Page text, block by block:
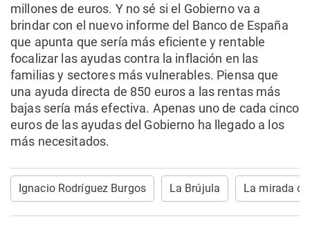
millones de euros. Y no sé si el Gobierno va a
brindar con el nuevo informe del Banco de España
que apunta que sería más eficiente y rentable
focalizar las ayudas contra la inflación en las
familias y sectores más vulnerables. Piensa que
una ayuda directa de 850 euros a las rentas más
bajas sería más efectiva. Apenas uno de cada cinco
euros de las ayudas del Gobierno ha llegado a los
más necesitados.
Ignacio Rodríguez Burgos La Brújula La mirada